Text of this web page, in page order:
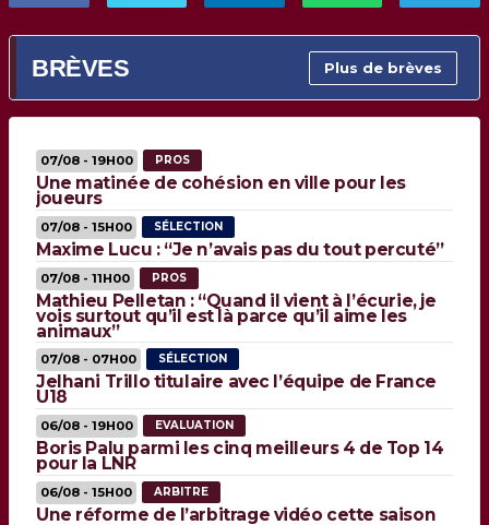
BRÈVES Plus de brèves
07/08 - 19H00 PROS
Une matinée de cohésion en ville pour les
joueurs
07/08 - 15H00 SÉLECTION
Maxime Lucu : “Je n’avais pas du tout percuté”
07/08 - 11H00 PROS
Mathieu Pelletan : “Quand il vient à l’écurie, je
vois surtout qu’il est là parce qu’il aime les
animaux”
07/08 - 07H00 SÉLECTION
Jelhani Trillo titulaire avec l’équipe de France
U18
06/08 - 19H00 EVALUATION
Boris Palu parmi les cinq meilleurs 4 de Top 14
pour la LNR
06/08 - 15H00 ARBITRE
Une réforme de l’arbitrage vidéo cette saison